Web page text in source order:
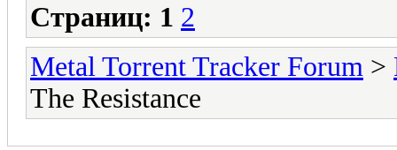
Страниц: 1 2
Metal Torrent Tracker Forum >
The Resistance